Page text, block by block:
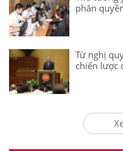
phân
Từ nghị
chiến lược